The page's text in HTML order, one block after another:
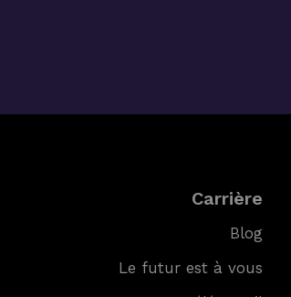
Carrière
Blog
Le futur est à vous